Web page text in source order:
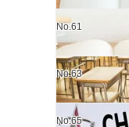
No.61
No.63
No.65